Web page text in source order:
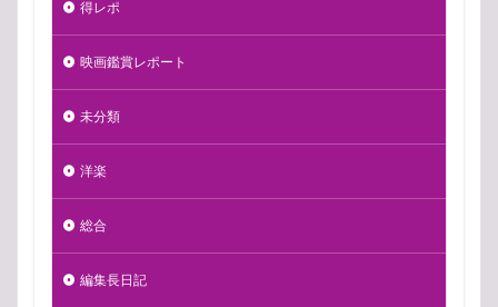
得レポ
映画鑑賞レポート
未分類
洋楽
総合
編集長日記